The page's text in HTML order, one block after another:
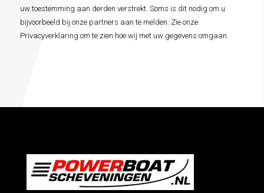
uw toestemming aan derden verstrekt. Soms is dit nodig om u
bijvoorbeeld bij onze partners aan te melden. Zie onze
Privacyverklaring om te zien hoe wij met uw gegevens omgaan.